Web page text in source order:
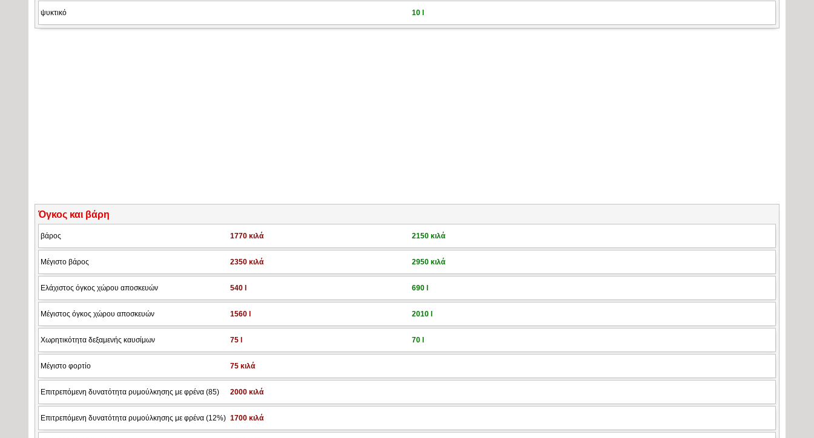
ψυκτικό 10 l
Όγκος και βάρη
βάρος 1770 κιλά 2150 κιλά
Μέγιστο βάρος 2350 κιλά 2950 κιλά
Ελάχιστος όγκος χώρου αποσκευών 540 l 690 l
Μέγιστος όγκος χώρου αποσκευών 1560 l 2010 l
Χωρητικότητα δεξαμενής καυσίμων 75 l 70 l
Μέγιστο φορτίο 75 κιλά
Επιτρεπόμενη δυνατότητα ρυμούλκησης με φρένα (85) 2000 κιλά
Επιτρεπόμενη δυνατότητα ρυμούλκησης με φρένα (12%) 1700 κιλά